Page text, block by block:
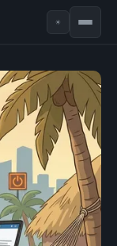
☀